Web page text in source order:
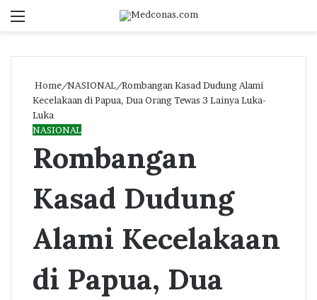
Menu
Home/NASIONAL/Rombangan Kasad Dudung Alami
Kecelakaan di Papua, Dua Orang Tewas 3 Lainya Luka-
Luka
NASIONAL
Rombangan
Kasad Dudung
Alami Kecelakaan
di Papua, Dua